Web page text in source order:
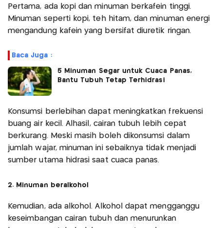
Pertama, ada kopi dan minuman berkafein tinggi.
Minuman seperti kopi, teh hitam, dan minuman energi
mengandung kafein yang bersifat diuretik ringan.
Baca Juga :
5 Minuman Segar untuk Cuaca Panas,
Bantu Tubuh Tetap Terhidrasi
Konsumsi berlebihan dapat meningkatkan frekuensi
buang air kecil. Alhasil, cairan tubuh lebih cepat
berkurang. Meski masih boleh dikonsumsi dalam
jumlah wajar, minuman ini sebaiknya tidak menjadi
sumber utama hidrasi saat cuaca panas.
2. Minuman beralkohol
Kemudian, ada alkohol. Alkohol dapat mengganggu
keseimbangan cairan tubuh dan menurunkan